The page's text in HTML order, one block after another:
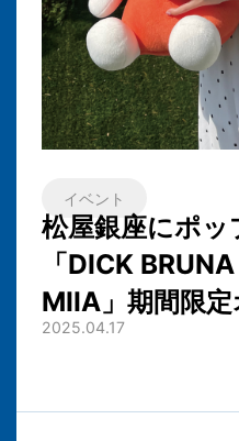
イベント
松屋銀座にポ
「DICK
MIIA」期間限
2025.04.17